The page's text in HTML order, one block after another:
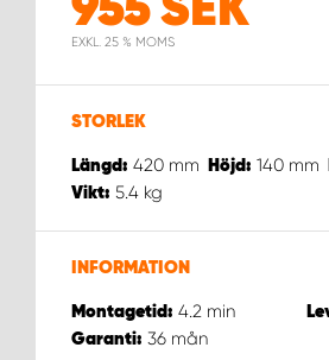
955SEK
EXKL. 25 % MOMS
STORLEK
Längd: 420 mm Höjd: 140 mm
Vikt: 5.4 kg
INFORMATION
Montagetid: 4.2 min
Garanti: 36 mån
WORK SYSTEM KRISTIANSTAD
WORK SYSTEM NORRKÖPING
WORK SYSTEM SKELLEFTEÅ
WORK SYSTEM SKÖVDE